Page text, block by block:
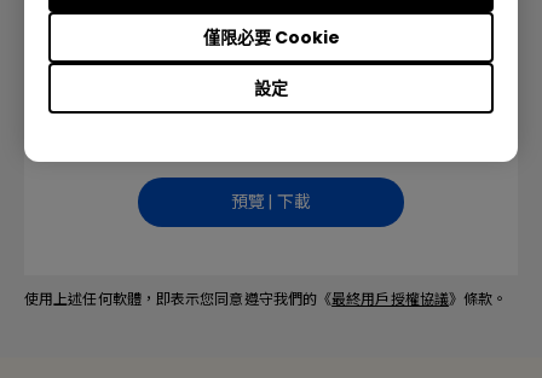
設定
僅限必要 Cookie
預覽 | 下載
使用上述任何軟體，即表示您同意遵守我們的《最終用戶授權協議》條款。